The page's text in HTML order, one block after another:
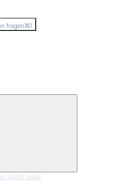
fragen⌘I
home page